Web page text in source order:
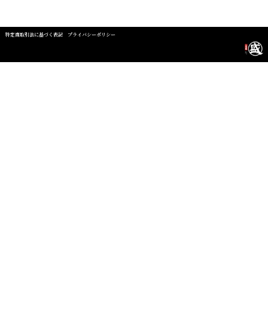
特定商取引法に基づく表記 プライバシーポリシー